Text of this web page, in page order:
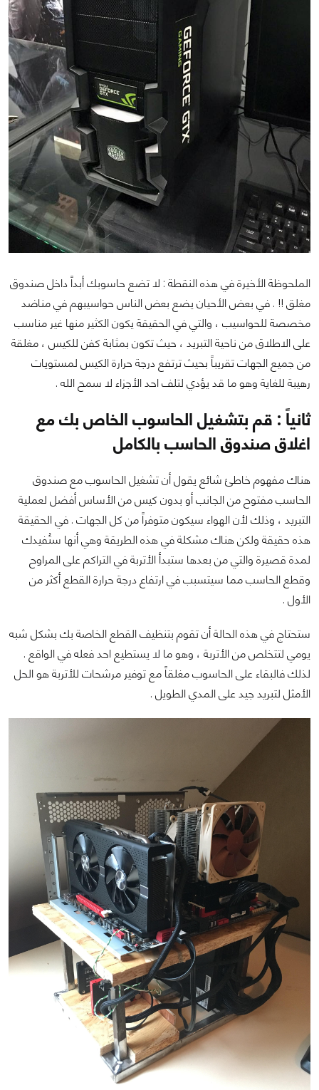
الملحوظة الأخيرة في هذه النقطة : لا تضع حاسوبك أبداً داخل صندوق
مغلق !! . في بعض الأحيان يضع بعض الناس حواسيبهم في مناضد
مخصصة للحواسيب ، والتي في الحقيقة يكون الكثير منها غير مناسب
على الاطلاق من ناحية التبريد ، حيث تكون بمثابة كفن للكيس ، مغلقة
من جميع الجهات تقريباً بحيث ترتفع درجة حرارة الكيس لمستويات
رهيبة للغاية وهو ما قد يؤدي لتلف احد الأجزاء لا سمح الله .
ثانياً : قم بتشغيل الحاسوب الخاص بك مع
اغلاق صندوق الحاسب بالكامل
هناك مفهوم خاطئ شائع يقول أن تشغيل الحاسوب مع صندوق
الحاسب مفتوح من الجانب أو بدون كيس من الأساس أفضل لعملية
التبريد ، وذلك لأن الهواء سيكون متوفراً من كل الجهات . في الحقيقة
هذه حقيقة ولكن هناك مشكلة في هذه الطريقة وهي أنها ستُفيدك
لمدة قصيرة والتي من بعدها ستبدأ الأتربة في التراكم على المراوح
وقطع الحاسب مما سيتسبب في ارتفاع درجة حرارة القطع أكثر من
الأول .
ستحتاج في هذه الحالة أن تقوم بتنظيف القطع الخاصة بك بشكل شبه
يومي لتتخلص من الأتربة ، وهو ما لا يستطيع احد فعله في الواقع .
لذلك فالبقاء على الحاسوب مغلقاً مع توفير مرشحات للأتربة هو الحل
الأمثل لتبريد جيد على المدي الطويل .